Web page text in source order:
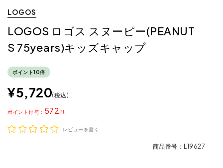
LOGOS
LOGOS ロゴス スヌーピー(PEANUT
S 75years)キッズキャップ
ポイント10倍
¥5,720 税込
572
ポイント
レビューを書く
商品番号 L19627